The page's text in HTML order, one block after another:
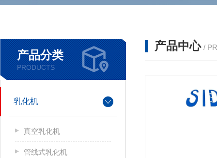
产品分类
PRODUCTS
乳化机
真空乳化机
管线式乳化机
产品中心 /